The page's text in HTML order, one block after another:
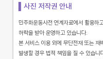
▌사진 저작권 안내
민주화운동사전 연계자료에서 활용하
허락을 받아 운영하고 있습니다.
본 서비스 이용 외에 무단전재 또는 재
발생할 경우 법적 책임을 질 수 있습니